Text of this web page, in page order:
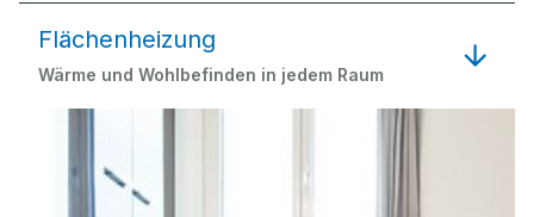
Flächenheizung
Wärme und Wohlbefinden in jedem Raum